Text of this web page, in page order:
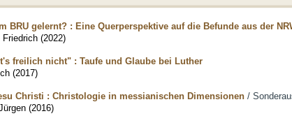
BRU gelernt? : Eine Querperspektive auf die Befunde aus der
Friedrich (2022)
freilich nicht" : Taufe und Glaube bei Luther
(2017)
Christi : Christologie in messianischen Dimensionen /
(2016)